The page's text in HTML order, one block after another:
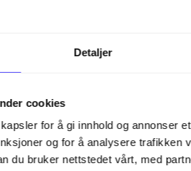
Detaljer
cookies
for å gi innhold og annonser
og for å analysere trafikken
du bruker nettstedet vårt, med
at bedriften
starter enkelt. Et ...